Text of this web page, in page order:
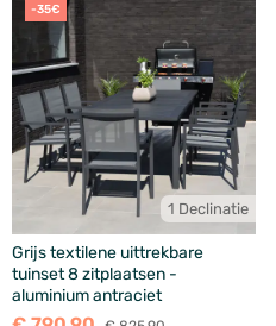
-35€
1 Declinatie
Grijs textilene uittrekbare
tuinset 8 zitplaatsen -
aluminium antraciet